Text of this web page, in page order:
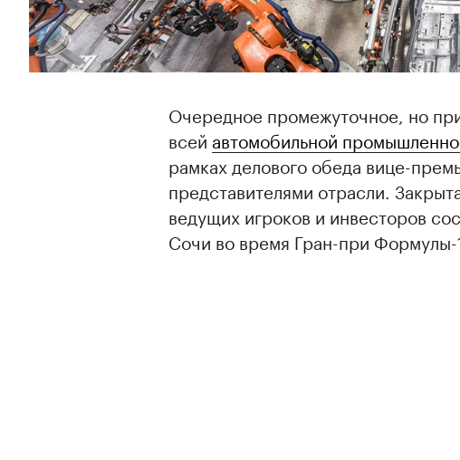
Очередное промежуточное, но
всей автомобильной
рамках делового обеда вице-
представителями отрасли.
ведущих игроков и инвесторов
Сочи во время Гран-при Формулы-